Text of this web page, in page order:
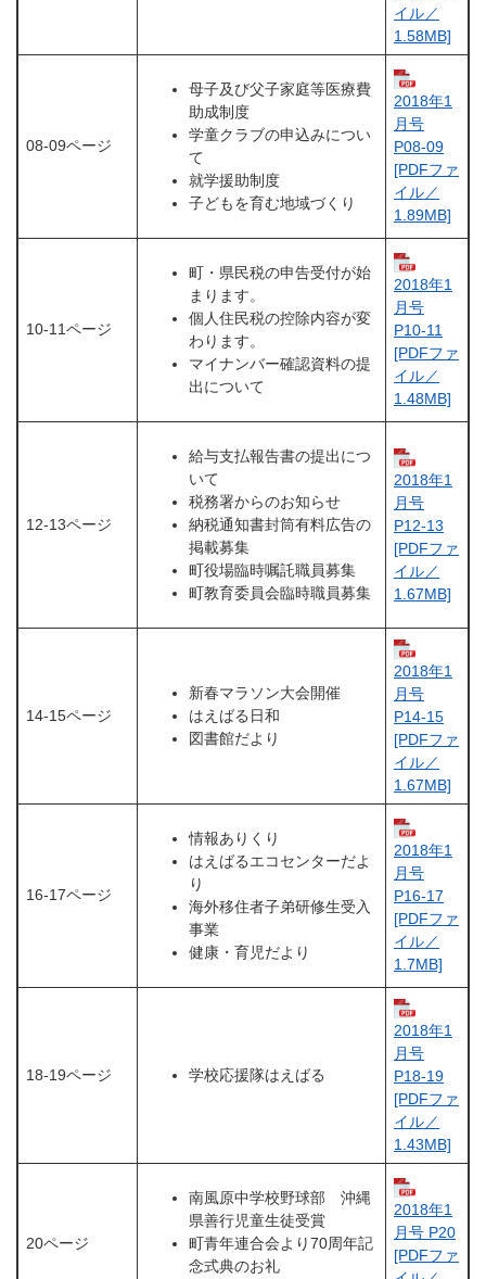
イル／
1.58MB]
08-09ページ
母子及び父子家庭等医療費
助成制度
学童クラブの申込みについ
て
就学援助制度
子どもを育む地域づくり
2018年1
月号
P08-09
[PDFファ
イル／
1.89MB]
10-11ページ
町・県民税の申告受付が始
まります。
個人住民税の控除内容が変
わります。
マイナンバー確認資料の提
出について
2018年1
月号
P10-11
[PDFファ
イル／
1.48MB]
12-13ページ
給与支払報告書の提出につ
いて
税務署からのお知らせ
納税通知書封筒有料広告の
掲載募集
町役場臨時嘱託職員募集
町教育委員会臨時職員募集
2018年1
月号
P12-13
[PDFファ
イル／
1.67MB]
14-15ページ
新春マラソン大会開催
はえばる日和
図書館だより
2018年1
月号
P14-15
[PDFファ
イル／
1.67MB]
16-17ページ
情報ありくり
はえばるエコセンターだよ
り
海外移住者子弟研修生受入
事業
健康・育児だより
2018年1
月号
P16-17
[PDFファ
イル／
1.7MB]
18-19ページ 学校応援隊はえばる
2018年1
月号
P18-19
[PDFファ
イル／
1.43MB]
20ページ
南風原中学校野球部 沖縄
県善行児童生徒受賞
町青年連合会より70周年記
念式典のお礼
2018年1
月号 P20
[PDFファ